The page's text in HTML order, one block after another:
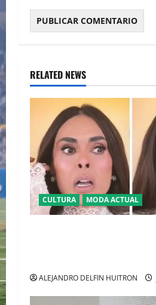
RELATED NEWS
CULTURA MODA ACTUAL
ALEJANDRO DELFIN HUITRON